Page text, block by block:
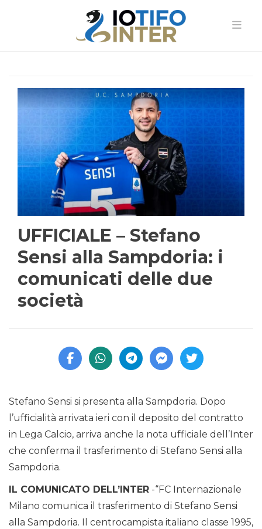
UFFICIALE – Stefano
Sensi alla Sampdoria: i
comunicati delle due
società
Stefano Sensi si presenta alla Sampdoria. Dopo
l’ufficialità arrivata ieri con il deposito del contratto
in Lega Calcio, arriva anche la nota ufficiale dell’Inter
che conferma il trasferimento di Stefano Sensi alla
Sampdoria.
IL COMUNICATO DELL’INTER -“FC Internazionale
Milano comunica il trasferimento di Stefano Sensi
alla Sampdoria. Il centrocampista italiano classe 1995,